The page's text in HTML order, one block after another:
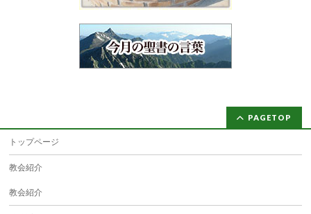
PAGETOP
トップページ
教会紹介
教会紹介